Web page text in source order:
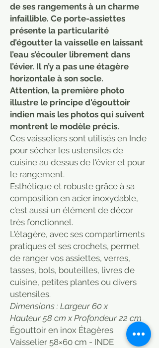
de ses rangements à un charme
infaillible. Ce porte-assiettes
présente la particularité
d’égoutter la vaisselle en laissant
l’eau s’écouler librement dans
l’évier. Il n’y a pas une étagère
horizontale à son socle.
Attention, la première photo
illustre le principe d'égouttoir
indien mais les photos qui suivent
montrent le modèle précis.
Ces vaisseliers sont utilisés en Inde
pour sécher les ustensiles de
cuisine au dessus de l'évier et pour
le rangement.
Esthétique et robuste grâce à sa
composition en acier inoxydable,
c'est aussi un élément de décor
très fonctionnel.
L'étagère, avec ses compartiments
pratiques et ses crochets, permet
de ranger vos assiettes, verres,
tasses, bols, bouteilles, livres de
cuisine, petites plantes ou divers
ustensiles.
Dimensions : Largeur 60 x
Hauteur 58 cm x Profondeur 22 cm
Égouttoir en inox Étagères
Vaisselier 58×60 cm - INDE